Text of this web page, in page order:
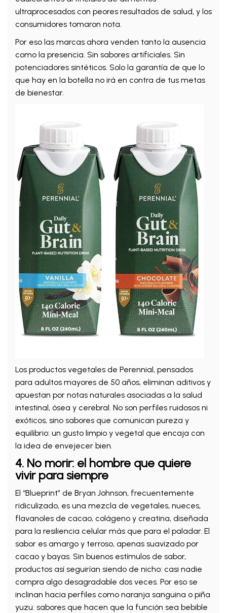
ultraprocesados con peores resultados de salud, y los
consumidores tomaron nota.
Por eso las marcas ahora venden tanto la ausencia
como la presencia. Sin sabores artificiales. Sin
potenciadores sintéticos. Solo la garantía de que lo
que hay en la botella no irá en contra de tus metas
de bienestar.
Los productos vegetales de Perennial, pensados
para adultos mayores de 50 años, eliminan aditivos y
apuestan por notas naturales asociadas a la salud
intestinal, ósea y cerebral. No son perfiles ruidosos ni
exóticos, sino sabores que comunican pureza y
equilibrio: un gusto limpio y vegetal que encaja con
la idea de envejecer bien.
4. No morir: el hombre que quiere
vivir para siempre
El “Blueprint” de Bryan Johnson, frecuentemente
ridiculizado, es una mezcla de vegetales, nueces,
flavanoles de cacao, colágeno y creatina, diseñada
para la resiliencia celular más que para el paladar. El
sabor es amargo y terroso, apenas suavizado por
cacao y bayas. Sin buenos estímulos de sabor,
productos así seguirían siendo de nicho: casi nadie
compra algo desagradable dos veces. Por eso se
inclinan hacia perfiles como naranja sanguina o piña
yuzu: sabores que hacen que la función sea bebible